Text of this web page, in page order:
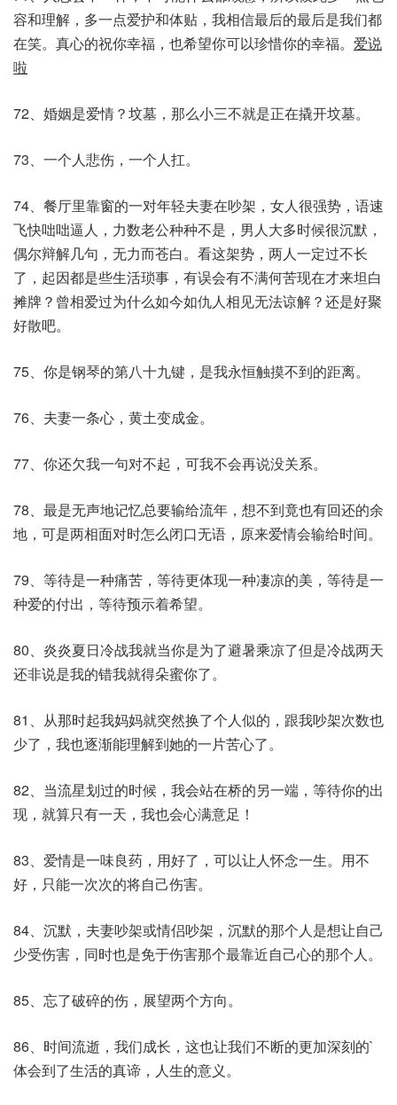
容和理解，多一点爱护和体贴，我相信最后的最后是我们都
在笑。真心的祝你幸福，也希望你可以珍惜你的幸福。 爱说
啦
72、婚姻是爱情？坟墓，那么小三不就是正在撬开坟墓。
73、一个人悲伤，一个人扛。
74、餐厅里靠窗的一对年轻夫妻在吵架，女人很强势，语速
飞快咄咄逼人，力数老公种种不是，男人大多时候很沉默，
偶尔辩解几句，无力而苍白。看这架势，两人一定过不长
了，起因都是些生活琐事，有误会有不满何苦现在才来坦白
摊牌？曾相爱过为什么如今如仇人相见无法谅解？还是好聚
好散吧。
75、你是钢琴的第八十九键，是我永恒触摸不到的距离。
76、夫妻一条心，黄土变成金。
77、你还欠我一句对不起，可我不会再说没关系。
78、最是无声地记忆总要输给流年，想不到竟也有回还的余
地，可是两相面对时怎么闭口无语，原来爱情会输给时间。
79、等待是一种痛苦，等待更体现一种凄凉的美，等待是一
种爱的付出，等待预示着希望。
80、炎炎夏日冷战我就当你是为了避暑乘凉了但是冷战两天
还非说是我的错我就得朵蜜你了。
81、从那时起我妈妈就突然换了个人似的，跟我吵架次数也
少了，我也逐渐能理解到她的一片苦心了。
82、当流星划过的时候，我会站在桥的另一端，等待你的出
现，就算只有一天，我也会心满意足！
83、爱情是一味良药，用好了，可以让人怀念一生。用不
好，只能一次次的将自己伤害。
84、沉默，夫妻吵架或情侣吵架，沉默的那个人是想让自己
少受伤害，同时也是免于伤害那个最靠近自己心的那个人。
85、忘了破碎的伤，展望两个方向。
86、时间流逝，我们成长，这也让我们不断的更加深刻的`
体会到了生活的真谛，人生的意义。